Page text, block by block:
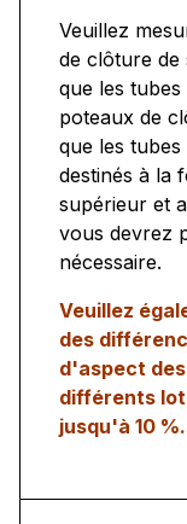
Veuillez
de clôture de
que les
poteaux de
que les
destinés à la
supérieur et
vous devrez
nécessaire.
Veuillez
des
d'aspect
différents
jusqu'à 10 %.